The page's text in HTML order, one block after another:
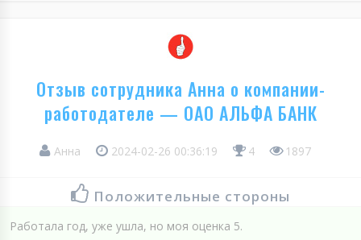
Отзыв сотрудника Анна о компании-
работодателе — ОАО АЛЬФА БАНК
Анна 2024-02-26 00:36:19 4 1897
Положительные стороны
Работала год, уже ушла, но моя оценка 5.